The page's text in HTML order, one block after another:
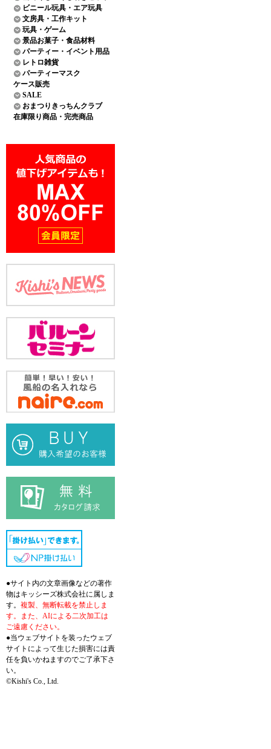
ビニール玩具・エア玩具
文房具・工作キット
玩具・ゲーム
景品お菓子・食品材料
パーティー・イベント用品
レトロ雑貨
パーティーマスク
ケース販売
SALE
おまつりきっちんクラブ
在庫限り商品・完売商品
●サイト内の文章画像などの著作
物はキッシーズ株式会社に属しま
す。 複製、無断転載を禁止しま
す。また、AIによる二次加工は
ご遠慮ください。
●当ウェブサイトを装ったウェブ
サイトによって生じた損害には責
任を負いかねますのでご了承下さ
い。
©Kishi's Co., Ltd.